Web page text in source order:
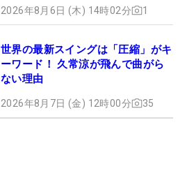
2026年8月6日 (木) 14時02分 1
世界の最新スイングは「圧縮」がキ
ーワード！ 久常涼が飛んで曲がら
ない理由
2026年8月7日 (金) 12時00分 35